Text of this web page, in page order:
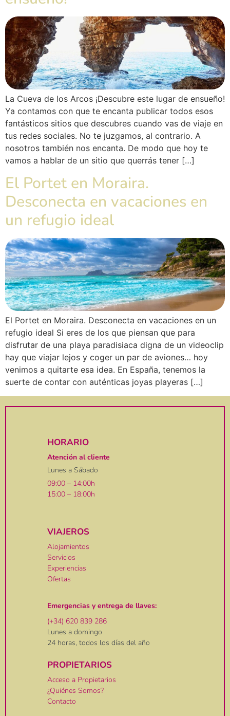
La Cueva de los Arcos ¡Descubre este lugar de ensueño!
Ya contamos con que te encanta publicar todos esos
fantásticos sitios que descubres cuando vas de viaje en
tus redes sociales. No te juzgamos, al contrario. A
nosotros también nos encanta. De modo que hoy te
vamos a hablar de un sitio que querrás tener […]
El Portet en Moraira.
Desconecta en vacaciones en
un refugio ideal
El Portet en Moraira. Desconecta en vacaciones en un
refugio ideal Si eres de los que piensan que para
disfrutar de una playa paradisiaca digna de un videoclip
hay que viajar lejos y coger un par de aviones… hoy
venimos a quitarte esa idea. En España, tenemos la
suerte de contar con auténticas joyas playeras […]
HORARIO
Atención al cliente
Lunes a Sábado
09:00 – 14:00h
15:00 – 18:00h
VIAJEROS
Alojamientos
Servicios
Experiencias
Ofertas
Emergencias y entrega de llaves:
(+34) 620 839 286
Lunes a domingo
24 horas, todos los días del año
PROPIETARIOS
Acceso a Propietarios
¿Quiénes Somos?
Contacto